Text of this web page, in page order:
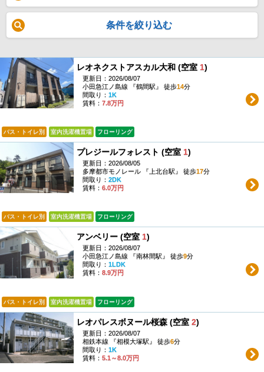
条件を絞り込む
レオネクストアスカル大和 (空室 1)
更新日：2026/08/07
小田急江ノ島線 『鶴間駅』 徒歩14分
間取り： 1K
賃料： 7.8万円
バス・トイレ別 室内洗濯機置場 フローリング
プレジールフォレスト (空室 1)
更新日：2026/08/05
多摩都市モノレール 『上北台駅』 徒歩17分
間取り： 2DK
賃料： 6.0万円
バス・トイレ別 室内洗濯機置場 フローリング
アンベリー (空室 1)
更新日：2026/08/07
小田急江ノ島線 『南林間駅』 徒歩9分
間取り： 1LDK
賃料： 8.9万円
バス・トイレ別 室内洗濯機置場 フローリング
レオパレスボヌール桜森 (空室 2)
更新日：2026/08/07
相鉄本線 『相模大塚駅』 徒歩6分
間取り： 1K
賃料： 5.1～8.0万円